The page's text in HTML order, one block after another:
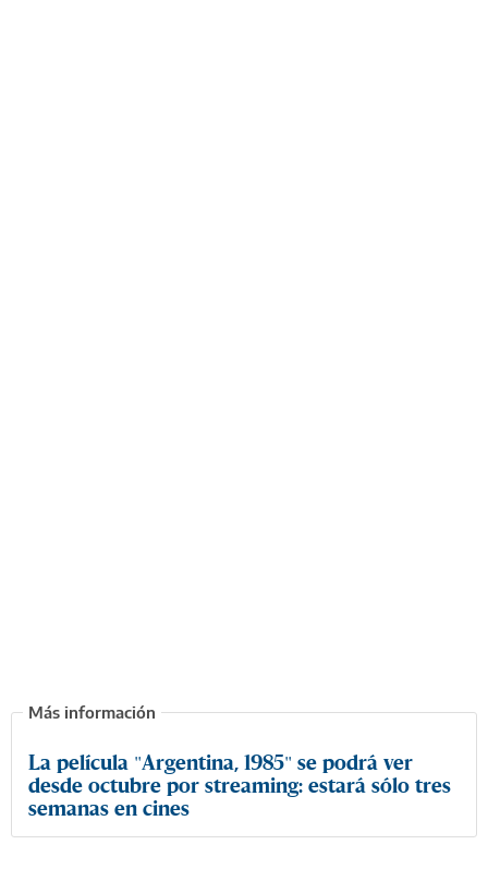
La película "Argentina, 1985" se podrá ver
desde octubre por streaming: estará sólo tres
semanas en cines